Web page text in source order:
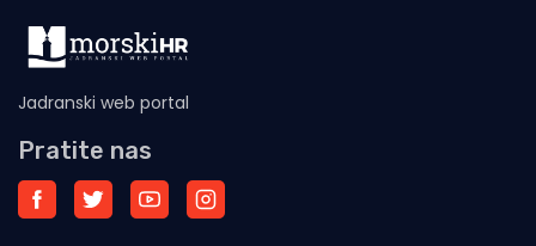
Jadranski web portal
Pratite nas